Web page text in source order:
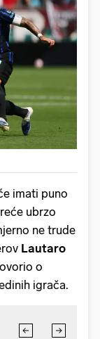
imati puno
ubrzo
ne trude
Lautaro
o
igrača.